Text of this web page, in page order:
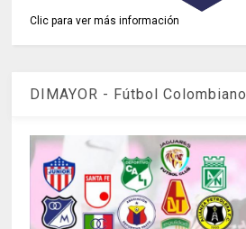
Clic para ver más información
DIMAYOR - Fútbol Colombiano